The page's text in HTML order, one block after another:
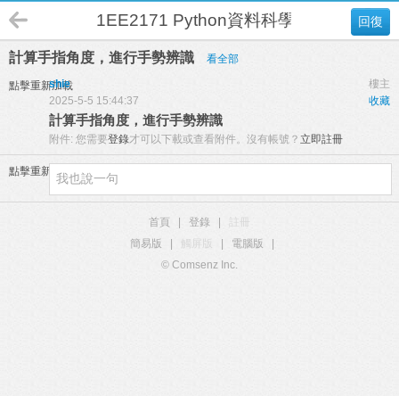
回復
1EE2171 Python資料科學與人工智慧 B
計算手指角度，進行手勢辨識 看全部
點擊重新加載 樓主
shie
收藏
2025-5-5 15:44:37
計算手指角度，進行手勢辨識
附件: 您需要登錄才可以下載或查看附件。沒有帳號？ 立即註冊
點擊重新加載
首頁 登錄
簡易版
觸屏版 電腦版
© Comsenz Inc.